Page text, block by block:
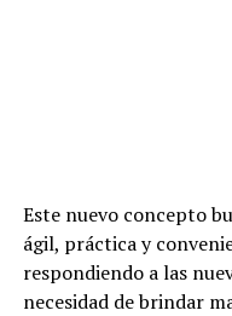
Este nuevo concepto
ágil, práctica y
respondiendo a las
necesidad de brindar